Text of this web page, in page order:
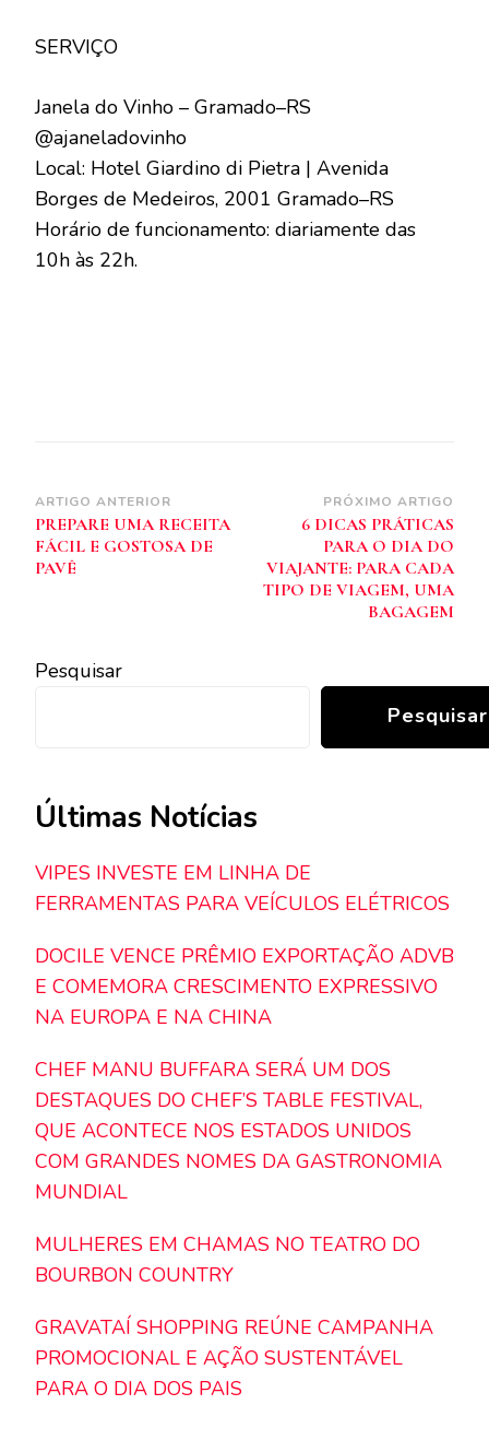
SERVIÇO
Janela do Vinho – Gramado–RS
@ajaneladovinho
Local: Hotel Giardino di Pietra | Avenida
Borges de Medeiros, 2001 Gramado–RS
Horário de funcionamento: diariamente das
10h às 22h.
Navegação
de
post
ARTIGO ANTERIOR
PREPARE UMA RECEITA
FÁCIL E GOSTOSA DE
PAVÊ
PRÓXIMO ARTIGO
6 DICAS PRÁTICAS
PARA O DIA DO
VIAJANTE: PARA CADA
TIPO DE VIAGEM, UMA
BAGAGEM
Pesquisar
Pesquisar
Últimas Notícias
VIPES INVESTE EM LINHA DE
FERRAMENTAS PARA VEÍCULOS ELÉTRICOS
DOCILE VENCE PRÊMIO EXPORTAÇÃO ADVB
E COMEMORA CRESCIMENTO EXPRESSIVO
NA EUROPA E NA CHINA
CHEF MANU BUFFARA SERÁ UM DOS
DESTAQUES DO CHEF’S TABLE FESTIVAL,
QUE ACONTECE NOS ESTADOS UNIDOS
COM GRANDES NOMES DA GASTRONOMIA
MUNDIAL
MULHERES EM CHAMAS NO TEATRO DO
BOURBON COUNTRY
GRAVATAÍ SHOPPING REÚNE CAMPANHA
PROMOCIONAL E AÇÃO SUSTENTÁVEL
PARA O DIA DOS PAIS